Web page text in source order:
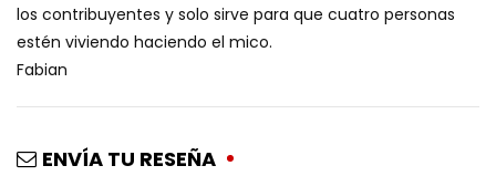
los contribuyentes y solo sirve para que cuatro personas
estén viviendo haciendo el mico.
Fabian
ENVÍA TU RESEÑA